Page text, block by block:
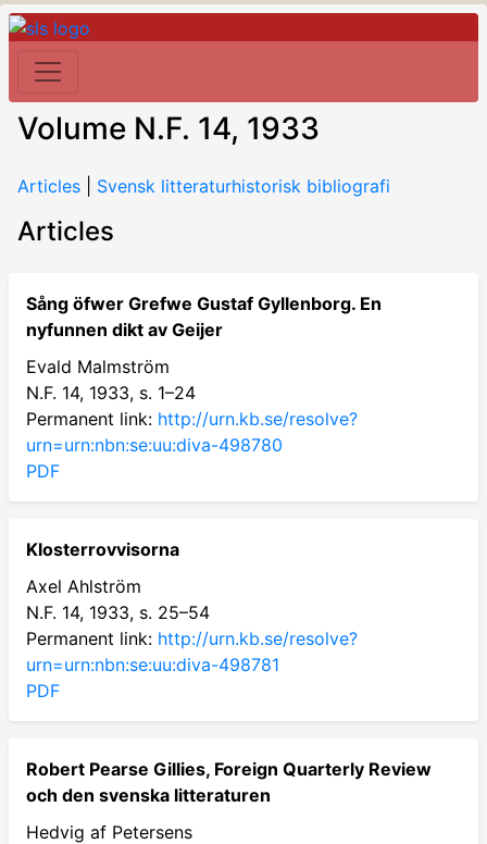
Volume N.F. 14, 1933
Articles Svensk litteraturhistorisk bibliografi
Articles
Sång öfwer Grefwe Gustaf Gyllenborg. En
nyfunnen dikt av Geijer
Evald Malmström
N.F. 14, 1933, s. 1–24
Permanent link: http://urn.kb.se/resolve?
urn=urn:nbn:se:uu:diva-498780
PDF
Klosterrovvisorna
Axel Ahlström
N.F. 14, 1933, s. 25–54
Permanent link: http://urn.kb.se/resolve?
urn=urn:nbn:se:uu:diva-498781
PDF
Robert Pearse Gillies, Foreign Quarterly Review
och den svenska litteraturen
Hedvig af Petersens